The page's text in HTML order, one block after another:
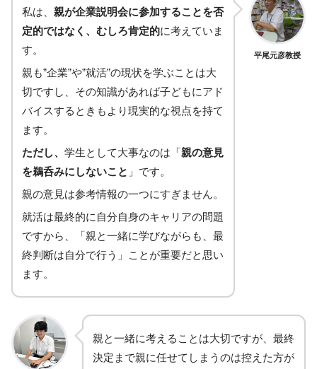
私は、 親が企業説明会に参加することを否
定的ではなく、むしろ肯定的に考えていま
す。
親も”企業”や”就活”の現状を学ぶことは大
切ですし、その知識があれば子どもにアド
バイスするときもより現実的な視点を持て
ます。
ただし、 学生として大事なのは「親の意見
を鵜呑みにしないこと 」です。
親の意見は参考情報の一つにすぎません。
就活は最終的に自分自身のキャリアの問題
ですから、「親と一緒に学びながらも、最
終判断は自分で行う」ことが重要だと思い
ます。
平尾元彦教授
親と一緒に考えることは大切ですが、最終
決定まで親に任せてしまうのは控えた方が